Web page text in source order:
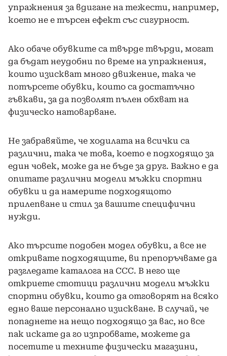
упражнения за вдигане на тежести, например,
което не е търсен ефект със сигурност.
Ако обаче обувките са твърде твърди, могат
да бъдат неудобни по време на упражнения,
които изискват много движение, така че
потърсете обувки, които са достатъчно
гъвкави, за да позволят пълен обхват на
физическо натоварване.
Не забравяйте, че ходилата на всички са
различни, така че това, което е подходящо за
един човек, може да не бъде за друг. Важно е да
опитате различни модели мъжки спортни
обувки и да намерите подходящото
прилепване и стил за вашите специфични
нужди.
Ако търсите подобен модел обувки, а все не
откривате подходящите, ви препоръчваме да
разгледате каталога на ССС. В него ще
откриете стотици различни модели мъжки
спортни обувки, които да отговорят на всяко
едно ваше персонално изискване. В случай, че
попаднете на нещо подходящо за вас, но все
пак искате да го изпробвате, можете да
посетите и техните физически магазини,